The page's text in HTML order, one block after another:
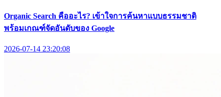
Organic Search คืออะไร? เข้าใจการค้นหาแบบธรรมชาติ
พร้อมเกณฑ์จัดอันดับของ Google
2026-07-14 23:20:08